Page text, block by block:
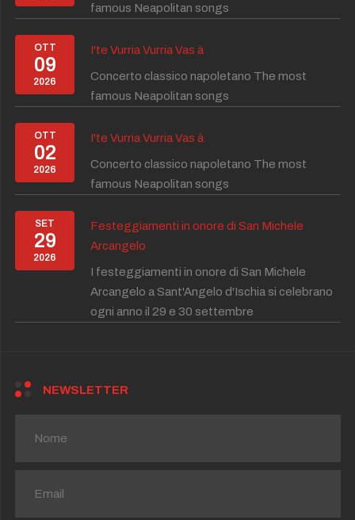
famous Neapolitan songs
OTT
09
2026
I'te Vurria Vurria Vas à
Concerto classico napoletano The most
famous Neapolitan songs
OTT
02
2026
I'te Vurria Vurria Vas à
Concerto classico napoletano The most
famous Neapolitan songs
SET
29
2026
Festeggiamenti in onore di San Michele
Arcangelo
I festeggiamenti in onore di San Michele
Arcangelo a Sant'Angelo d'Ischia si celebrano
ogni anno il 29 e 30 settembre
NEWSLETTER